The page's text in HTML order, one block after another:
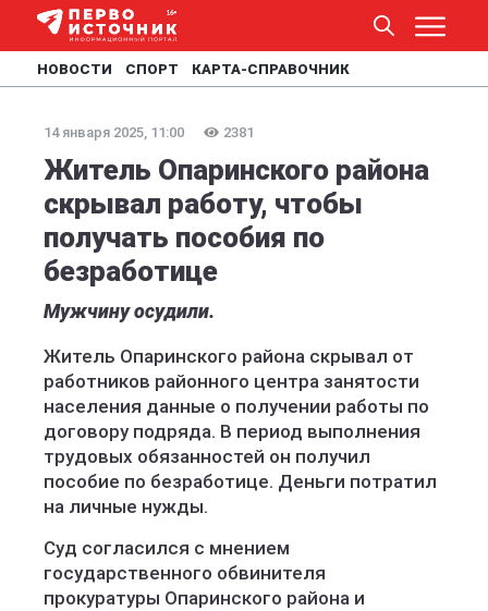
НОВОСТИ СПОРТ КАРТА-СПРАВОЧНИК
14 января 2025, 11:00 2381
Житель Опаринского района
скрывал работу, чтобы
получать пособия по
безработице
Мужчину осудили.
Житель Опаринского района скрывал от
работников районного центра занятости
населения данные о получении работы по
договору подряда. В период выполнения
трудовых обязанностей он получил
пособие по безработице. Деньги потратил
на личные нужды.
Суд согласился с мнением
государственного обвинителя
прокуратуры Опаринского района и